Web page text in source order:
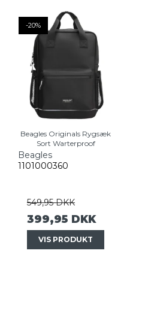
-20%
Beagles Originals Rygsæk
Sort Warterproof
Beagles
1101000360
549,95 DKK
399,95 DKK
VIS PRODUKT